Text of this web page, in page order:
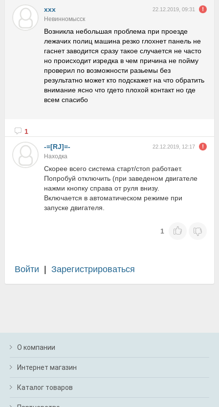
ххх 22.12.2019, 09:31
Невинномысск
Возникла небольшая проблема при проезде
лежачих полиц машина резко глохнет панель не
гаснет заводится сразу такое случается не часто
но происходит изредка в чем причина не пойму
проверил по возможности разьемы без
результатно может кто подскажет на что обратить
внимание ясно что гдето плохой контакт но где
всем спасибо
1
-=[RJ]=-
22.12.2019, 12:17
Находка
Скорее всего система старт/стоп работает.
Попробуй отключить (при заведеном двигателе
нажми кнопку справа от руля внизу.
Включается в автоматическом режиме при
запуске двигателя.
1
Войти Зарегистрироваться
О компании
Интернет магазин
Каталог товаров